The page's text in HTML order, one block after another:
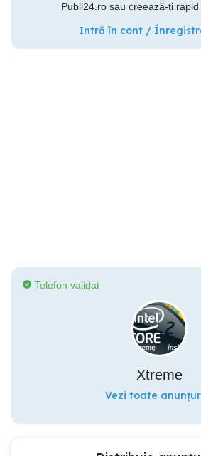
Publi24.ro sau creează-ți
Intră în cont /
Telefon validat
Xtreme
Vezi toate